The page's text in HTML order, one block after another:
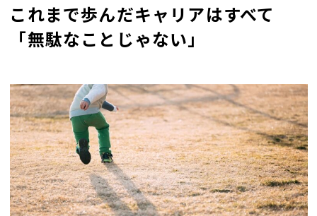
これまで歩んだキャリアはすべて
「無駄なことじゃない」